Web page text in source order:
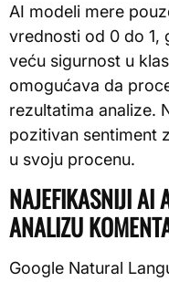
AI modeli mere
vrednosti od 0 do 1,
veću sigurnost u
omogućava da
rezultatima analize.
pozitivan sentiment
u svoju procenu.
NAJEFIKASNIJI AI
ANALIZU
Google Natural